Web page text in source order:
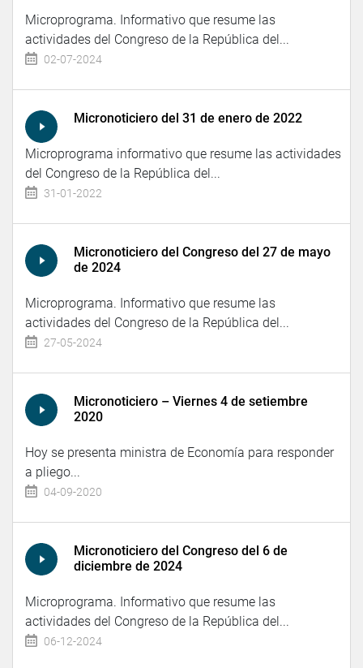
Microprograma. Informativo que resume las
actividades del Congreso de la República del...
02-07-2024
Micronoticiero del 31 de enero de 2022
Microprograma informativo que resume las actividades
del Congreso de la República del...
31-01-2022
Micronoticiero del Congreso del 27 de mayo
de 2024
Microprograma. Informativo que resume las
actividades del Congreso de la República del...
27-05-2024
Micronoticiero – Viernes 4 de setiembre
2020
Hoy se presenta ministra de Economía para responder
a pliego...
04-09-2020
Micronoticiero del Congreso del 6 de
diciembre de 2024
Microprograma. Informativo que resume las
actividades del Congreso de la República del...
06-12-2024